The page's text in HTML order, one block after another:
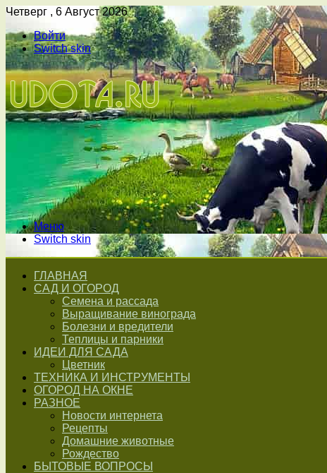
Четверг , 6 Август 2026
Войти
Switch skin
Меню
Switch skin
ГЛАВНАЯ
САД И ОГОРОД
Семена и рассада
Выращивание винограда
Болезни и вредители
Теплицы и парники
ИДЕИ ДЛЯ САДА
Цветник
ТЕХНИКА И ИНСТРУМЕНТЫ
ОГОРОД НА ОКНЕ
РАЗНОЕ
Новости интернета
Рецепты
Домашние животные
Рождество
БЫТОВЫЕ ВОПРОСЫ